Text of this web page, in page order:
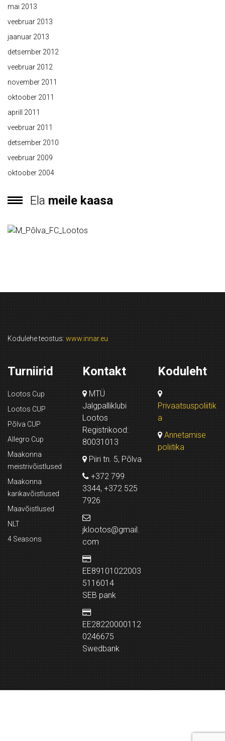
mai 2013
veebruar 2013
jaanuar 2013
detsember 2012
veebruar 2012
november 2011
oktoober 2011
aprill 2011
veebruar 2011
detsember 2010
veebruar 2009
oktoober 2004
Ela meile kaasa
Kodulehe teostus: www.innar.eu
Turniirid
Lootos Cup
Lootos CUP
Põlva CUP
Allegro Cup
Maakonna
meistrivõistlused
Maakonna
karikavõistlused
Maavõistlused
NLT
4 Seasons
Kontakt
MTÜ
Jalgpalliklubi
Lootos
Registrikood:
80031013
Piiri tn. 5, Põlva
+372 799
3344, +372 525
7926
jklootos@gmail.
com
EE89101022003
5116014
SEB pank
EE28220000112
0246675
Swedbank
Koduleht
Privaatsuspoliitik
a
Annetamise
poliitika